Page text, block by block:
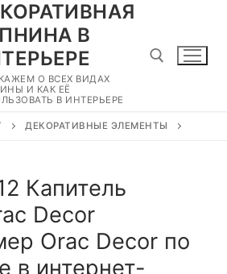
В
О ВСЕХ ВИДАХ
И КАК ЕЁ
В ИНТЕРЬЕРЕ
Найти:
ДЕКОРАТИВНЫЕ ЭЛЕМЕНТЫ
Капитель
Decor
Orac Decor по
в интернет-